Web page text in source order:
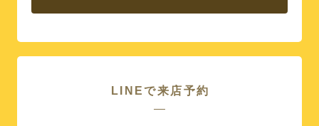
LINEで来店予約